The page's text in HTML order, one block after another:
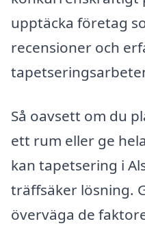
upptäcka företag
recensioner och
Så oavsett om du
ett rum eller ge
kan tapetsering i
träffsäker lösning.
överväga de